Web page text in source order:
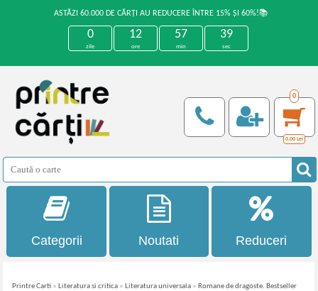
ASTĂZI 60.000 DE CĂRȚI AU REDUCERE ÎNTRE 15% ȘI 60%!📚
0
zile
12
ore
57
min
39
sec
0
0,00 Lei
Categorii Noutati Reduceri
Printre Carti » Literatura si critica » Literatura universala » Romane de dragoste. Bestseller